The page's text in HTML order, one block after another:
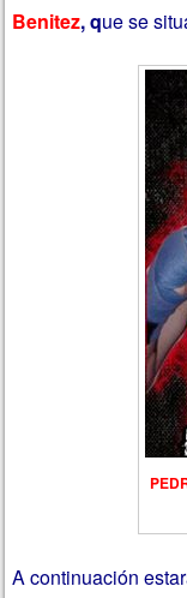
Benitez,que se
A continuación